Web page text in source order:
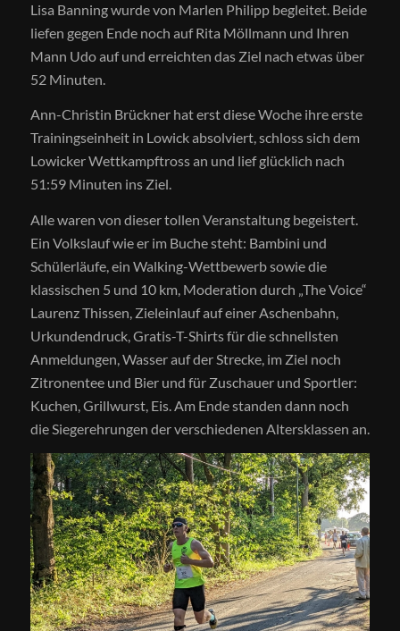
Lisa Banning wurde von Marlen Philipp begleitet. Beide
liefen gegen Ende noch auf Rita Möllmann und Ihren
Mann Udo auf und erreichten das Ziel nach etwas über
52 Minuten.
Ann-Christin Brückner hat erst diese Woche ihre erste
Trainingseinheit in Lowick absolviert, schloss sich dem
Lowicker Wettkampftross an und lief glücklich nach
51:59 Minuten ins Ziel.
Alle waren von dieser tollen Veranstaltung begeistert.
Ein Volkslauf wie er im Buche steht: Bambini und
Schülerläufe, ein Walking-Wettbewerb sowie die
klassischen 5 und 10 km, Moderation durch „The Voice“
Laurenz Thissen, Zieleinlauf auf einer Aschenbahn,
Urkundendruck, Gratis-T-Shirts für die schnellsten
Anmeldungen, Wasser auf der Strecke, im Ziel noch
Zitronentee und Bier und für Zuschauer und Sportler:
Kuchen, Grillwurst, Eis. Am Ende standen dann noch
die Siegerehrungen der verschiedenen Altersklassen an.